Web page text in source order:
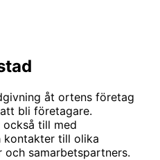
åt ortens företag
bli företagare.
också till med
kontakter till olika
och samarbetspartners.